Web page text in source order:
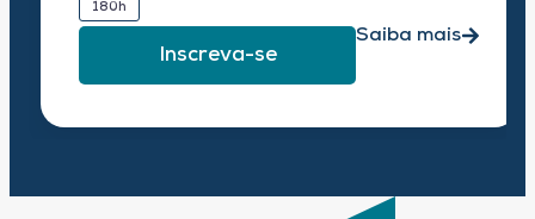
180h
Inscreva-se
Saiba mais